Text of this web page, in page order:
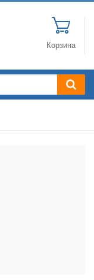
Корзина